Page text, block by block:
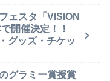
ェスタ「VISION
開催決定！！
グッズ・チケッ
グラミー賞授賞